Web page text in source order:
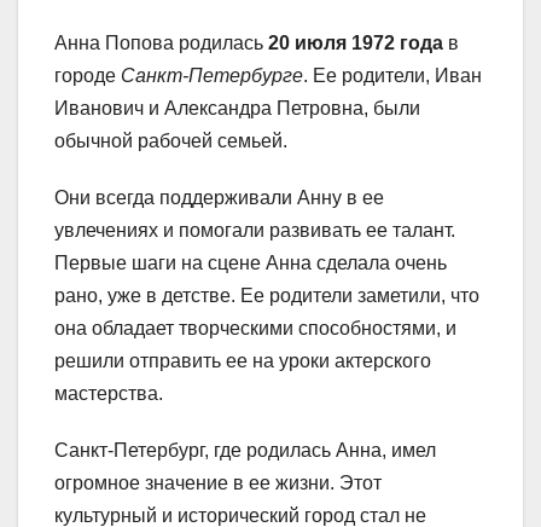
Анна Попова родилась 20 июля 1972 года в
городе Санкт-Петербурге. Ее родители, Иван
Иванович и Александра Петровна, были
обычной рабочей семьей.
Они всегда поддерживали Анну в ее
увлечениях и помогали развивать ее талант.
Первые шаги на сцене Анна сделала очень
рано, уже в детстве. Ее родители заметили, что
она обладает творческими способностями, и
решили отправить ее на уроки актерского
мастерства.
Санкт-Петербург, где родилась Анна, имел
огромное значение в ее жизни. Этот
культурный и исторический город стал не